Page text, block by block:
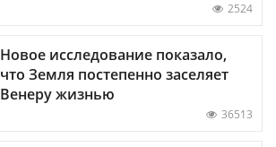
2524
Новое исследование показало,
что Земля постепенно заселяет
Венеру жизнью
36513